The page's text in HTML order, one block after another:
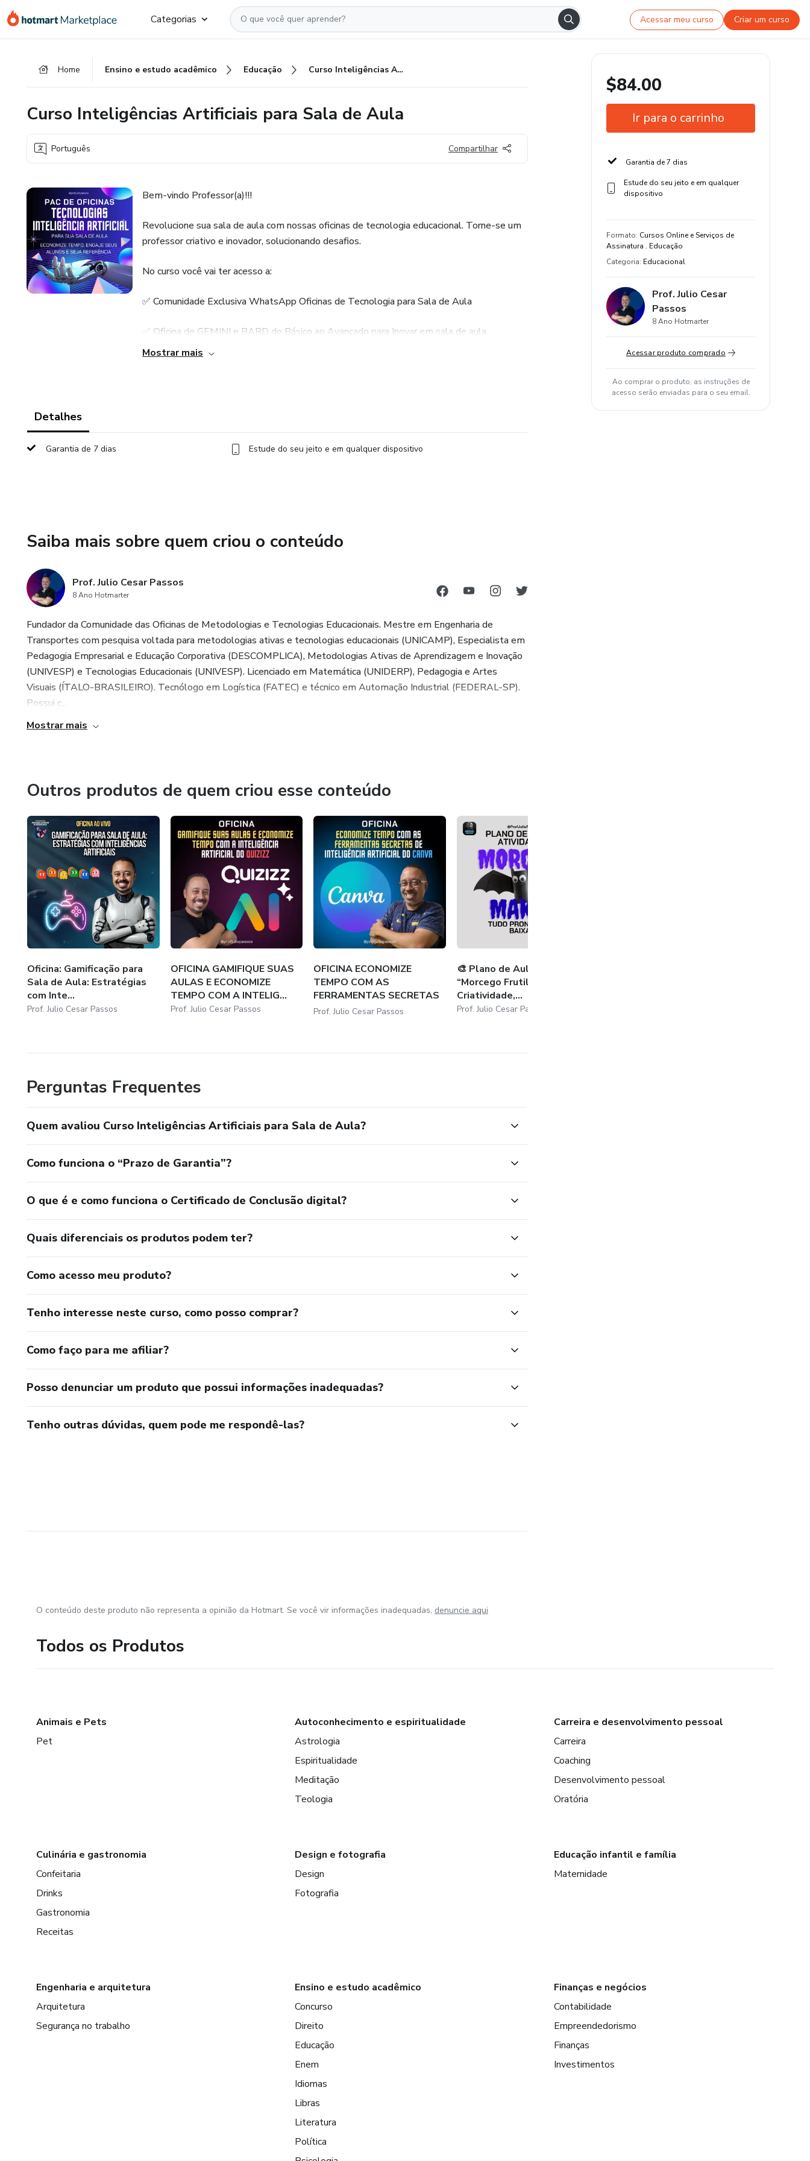
para
para
para
Categorias Acessar meu curso Criar um curso
Home Ensino e estudo acadêmico Educação Curso Inteligências Artificiais para Sala de Aula
Curso Inteligências Artificiais para Sala de Aula
Português Compartilhar
Bem-vindo Professor(a)!!!
Revolucione sua sala de aula com nossas oficinas de tecnologia educacional. Torne-se um
professor criativo e inovador, solucionando desafios.
No curso você vai ter acesso a:
✅ Comunidade Exclusiva WhatsApp Oficinas de Tecnologia para Sala de Aula
✅ Oficina de GEMINI e BARD do Básico ao Avançado para Inovar em sala de aula
✅ Oficina de Podcasts para engajamento dos alunos.
Prof. Julio Cesar Passos👨🏽‍🏫
Mostrar mais
Detalhes
Garantia de 7 dias Estude do seu jeito e em qualquer dispositivo
Saiba mais sobre quem criou o conteúdo
Prof. Julio Cesar Passos
8 Ano Hotmarter
Fundador da Comunidade das Oficinas de Metodologias e Tecnologias Educacionais. Mestre em Engenharia de
Transportes com pesquisa voltada para metodologias ativas e tecnologias educacionais (UNICAMP), Especialista em
Pedagogia Empresarial e Educação Corporativa (DESCOMPLICA), Metodologias Ativas de Aprendizagem e Inovação
(UNIVESP) e Tecnologias Educacionais (UNIVESP). Licenciado em Matemática (UNIDERP), Pedagogia e Artes
Visuais (ÍTALO-BRASILEIRO). Tecnólogo em Logística (FATEC) e técnico em Automação Industrial (FEDERAL-SP).
Possui c...
Mostrar mais
Outros produtos de quem criou esse conteúdo
Oficina: Gamificação para
Sala de Aula: Estratégias
com Inte...
Prof. Julio Cesar Passos
OFICINA GAMIFIQUE SUAS
AULAS E ECONOMIZE
TEMPO COM A INTELIG...
Prof. Julio Cesar Passos
OFICINA ECONOMIZE
TEMPO COM AS
FERRAMENTAS SECRETAS
DE INTEL...
Prof. Julio Cesar Passos
🎨 Plano de Aula Maker:
“Morcego Frutilino” —
Criatividade,...
Prof. Julio Cesar Passos
Perguntas Frequentes
Quem avaliou Curso Inteligências Artificiais para Sala de Aula?
Como funciona o “Prazo de Garantia”?
O que é e como funciona o Certificado de Conclusão digital?
Quais diferenciais os produtos podem ter?
Como acesso meu produto?
Tenho interesse neste curso, como posso comprar?
Como faço para me afiliar?
Posso denunciar um produto que possui informações inadequadas?
Tenho outras dúvidas, quem pode me respondê-las?
$84.00
Ir para o carrinho
Garantia de 7 dias
Estude do seu jeito e em qualquer
dispositivo
Formato: Cursos Online e Serviços de
Assinatura . Educação
Categoria: Educacional
Prof. Julio Cesar
Passos
8 Ano Hotmarter
Acessar produto comprado
Ao comprar o produto, as instruções de
acesso serão enviadas para o seu email.
O conteúdo deste produto não representa a opinião da Hotmart. Se você vir informações inadequadas, denuncie aqui
Todos os Produtos
Animais e Pets
Pet
Autoconhecimento e espiritualidade
Astrologia
Espiritualidade
Meditação
Teologia
Carreira e desenvolvimento pessoal
Carreira
Coaching
Desenvolvimento pessoal
Oratória
Culinária e gastronomia
Confeitaria
Drinks
Gastronomia
Receitas
Design e fotografia
Design
Fotografia
Educação infantil e família
Maternidade
Engenharia e arquitetura
Arquitetura
Segurança no trabalho
Ensino e estudo acadêmico
Concurso
Direito
Educação
Enem
Idiomas
Libras
Literatura
Política
Finanças e negócios
Contabilidade
Empreendedorismo
Finanças
Investimentos